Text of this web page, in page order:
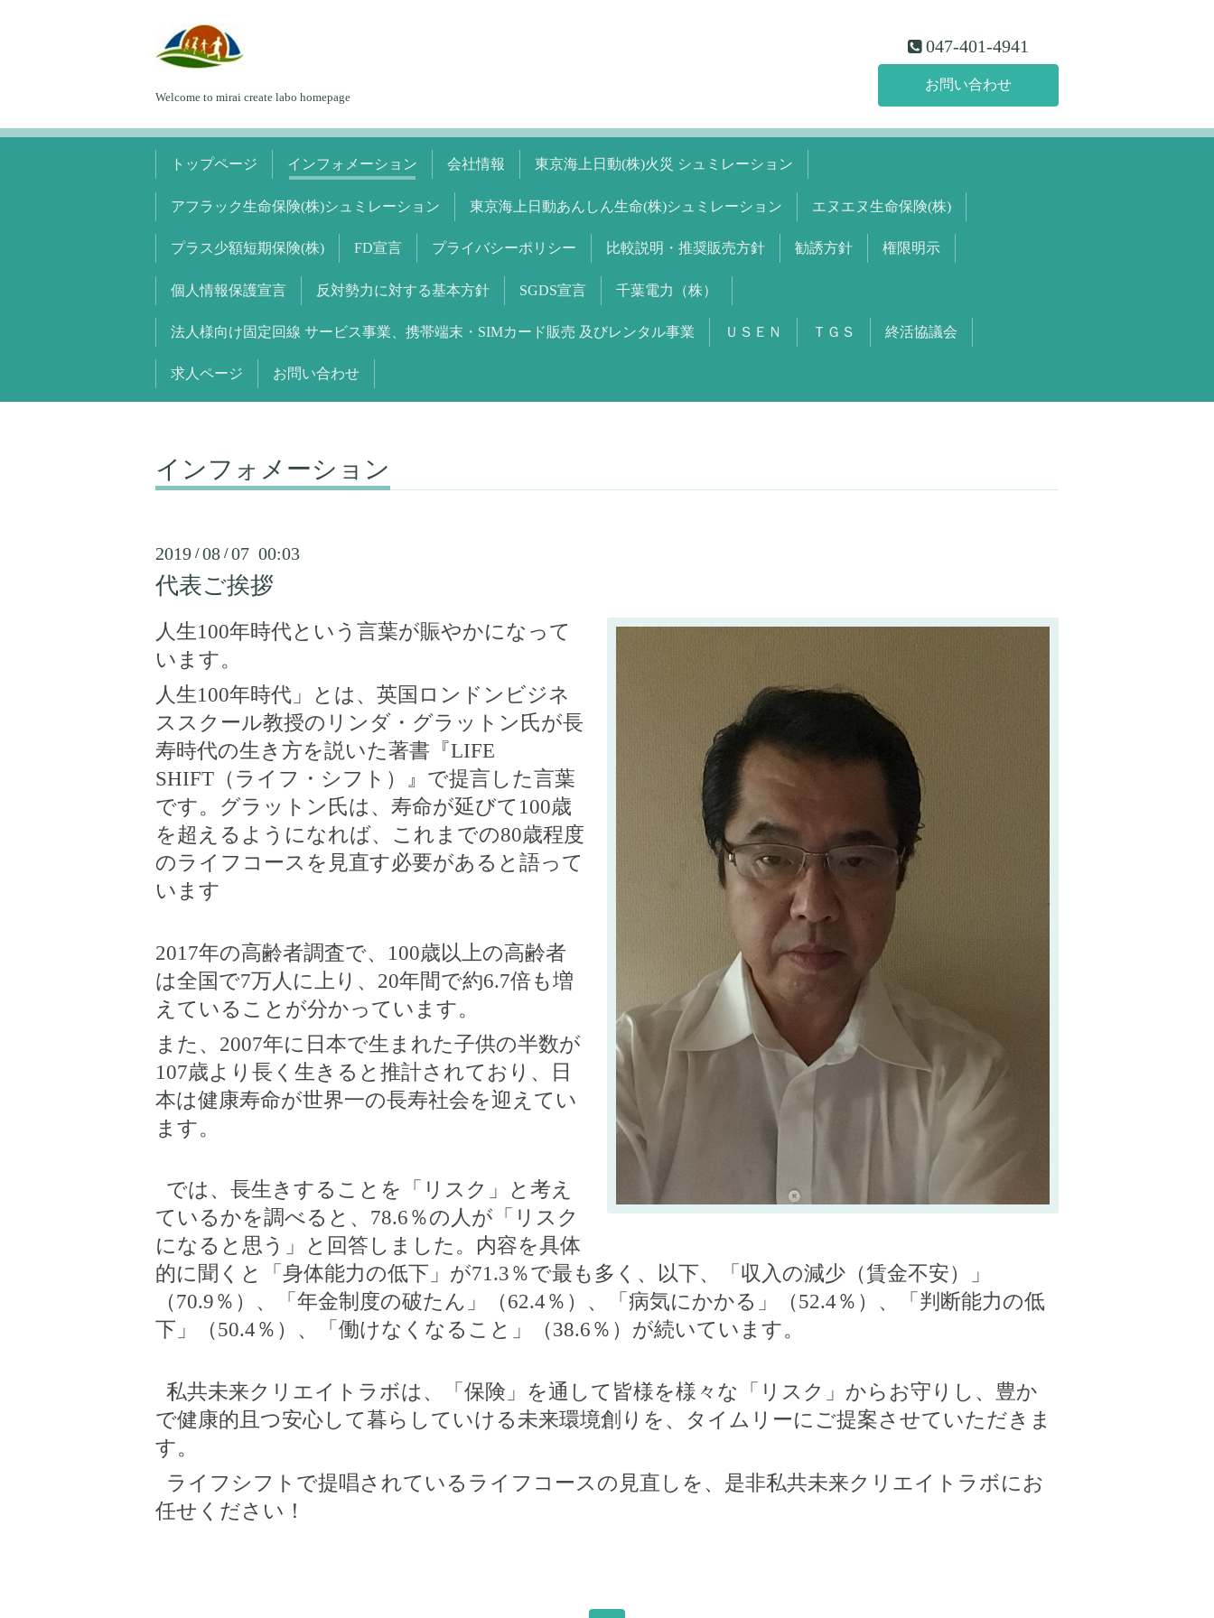
Welcome to mirai create labo homepage
047-401-4941
お問い合わせ
トップページ インフォメーション 会社情報 東京海上日動(株)火災 シュミレーション
アフラック生命保険(株)シュミレーション 東京海上日動あんしん生命(株)シュミレーション エヌエヌ生命保険(株)
プラス少額短期保険(株) FD宣言 プライバシーポリシー 比較説明・推奨販売方針 勧誘方針 権限明示
個人情報保護宣言 反対勢力に対する基本方針 SGDS宣言 千葉電力（株）
法人様向け固定回線 サービス事業、携帯端末・SIMカード販売 及びレンタル事業 ＵＳＥＮ ＴＧＳ 終活協議会
求人ページ お問い合わせ
インフォメーション
2019 /08 /07 00:03
代表ご挨拶
人生100年時代という言葉が賑やかになって
います。
人生100年時代」とは、英国ロンドンビジネ
ススクール教授のリンダ・グラットン氏が長
寿時代の生き方を説いた著書『LIFE
SHIFT （ライフ・シフト）』で提言した言葉
です。グラットン氏は、寿命が延びて 100歳
を超えるようになれば、これまでの80歳程度
のライフコースを見直す必要があると語って
います
2017年の高齢者調査で、 100歳以上の高齢者
は全国で7万人に上り、 20年間で約6.7倍も増
えていることが分かっています。
また、 2007年に日本で生まれた子供の半数が
107歳より長く生きると推計されており、日
本は健康寿命が世界一の長寿社会を迎えてい
ます。
では、長生きすることを「リスク」と考え
ているかを調べると、 78.6 ％の人が「リスク
になると思う」と回答しました。内容を具体
的に聞くと「身体能力の低下」が71.3 ％で最も多く、以下、「収入の減少（賃金不安）」
（70.9 ％）、「年金制度の破たん」（62.4％）、「病気にかかる」（52.4％）、「判断能力の低
下」（50.4％）、「働けなくなること」（38.6 ％）が続いています。
私共未来クリエイトラボは、「保険」を通して皆様を様々な「リスク」からお守りし、豊か
で健康的且つ安心して暮らしていける未来環境創りを、タイムリーにご提案させていただきま
す。
ライフシフトで提唱されているライフコースの見直しを、是非私共未来クリエイトラボにお
任せください！